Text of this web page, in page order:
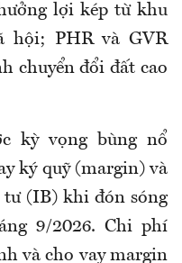
lợi kép từ khu
hội; PHR và GVR
chuyển đổi đất cao
kỳ vọng bùng nổ
ký quỹ (margin) và
tư (IB) khi đón sóng
9/2026. Chi phí
và cho vay margin